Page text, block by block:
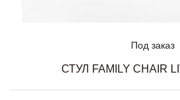
Под заказ
СТУЛ FAMILY CHAIR